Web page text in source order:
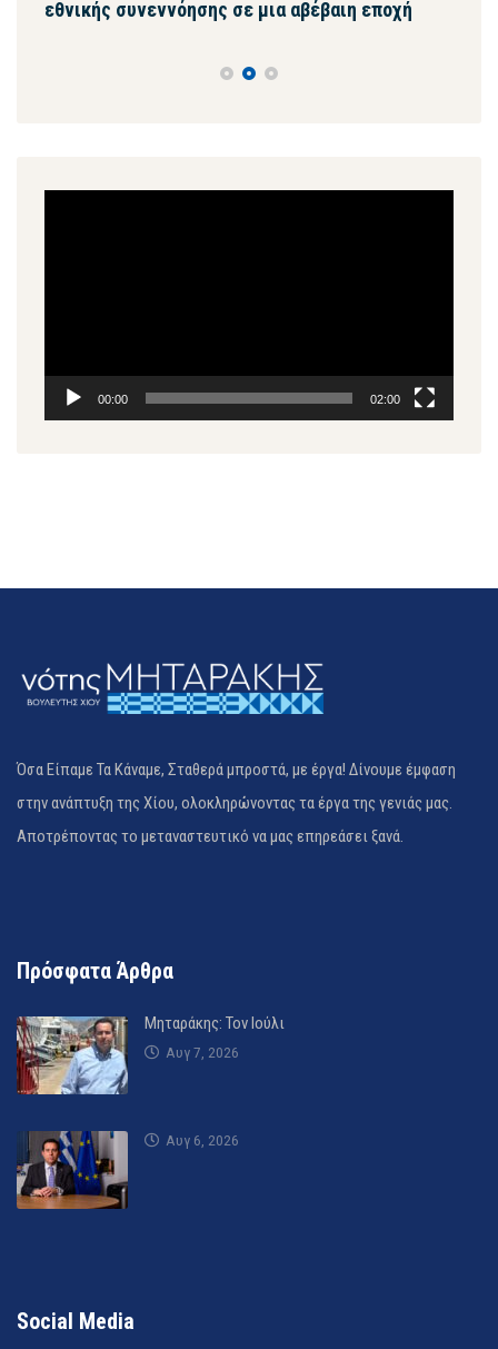
εθνικής συνεννόησης σε μια αβέβαιη εποχή
00:00 02:00
Όσα Είπαμε Τα Κάναμε, Σταθερά μπροστά, με έργα! Δίνουμε έμφαση
στην ανάπτυξη της Χίου, ολοκληρώνοντας τα έργα της γενιάς μας.
Αποτρέποντας το μεταναστευτικό να μας επηρεάσει ξανά.
Πρόσφατα Άρθρα
Μηταράκης: Τον Ιούλι
Αυγ 7, 2026
Αυγ 6, 2026
Social Media